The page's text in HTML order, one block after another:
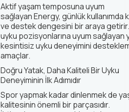
Aktif yaşam temposuna uyum
sağlayanEnergy, günlük kullanımda
ve destek dengesini bir araya getirir.
uyku pozisyonlarına uyum sağlayan
kesintisiz uyku deneyimini
amaçlar.
Doğru Yatak, Daha Kaliteli Bir Uyku
Deneyiminin İlk Adımıdır
Spor yapmak kadar dinlenmek de
kalitesinin önemli bir parçasıdır.